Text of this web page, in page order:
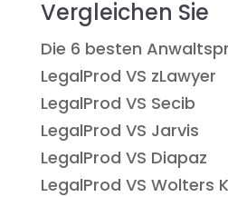
Vergleichen Sie
Die 6 besten
LegalProd VS zLawyer
LegalProd VS Secib
LegalProd VS Jarvis
LegalProd VS Diapaz
LegalProd VS Wolters